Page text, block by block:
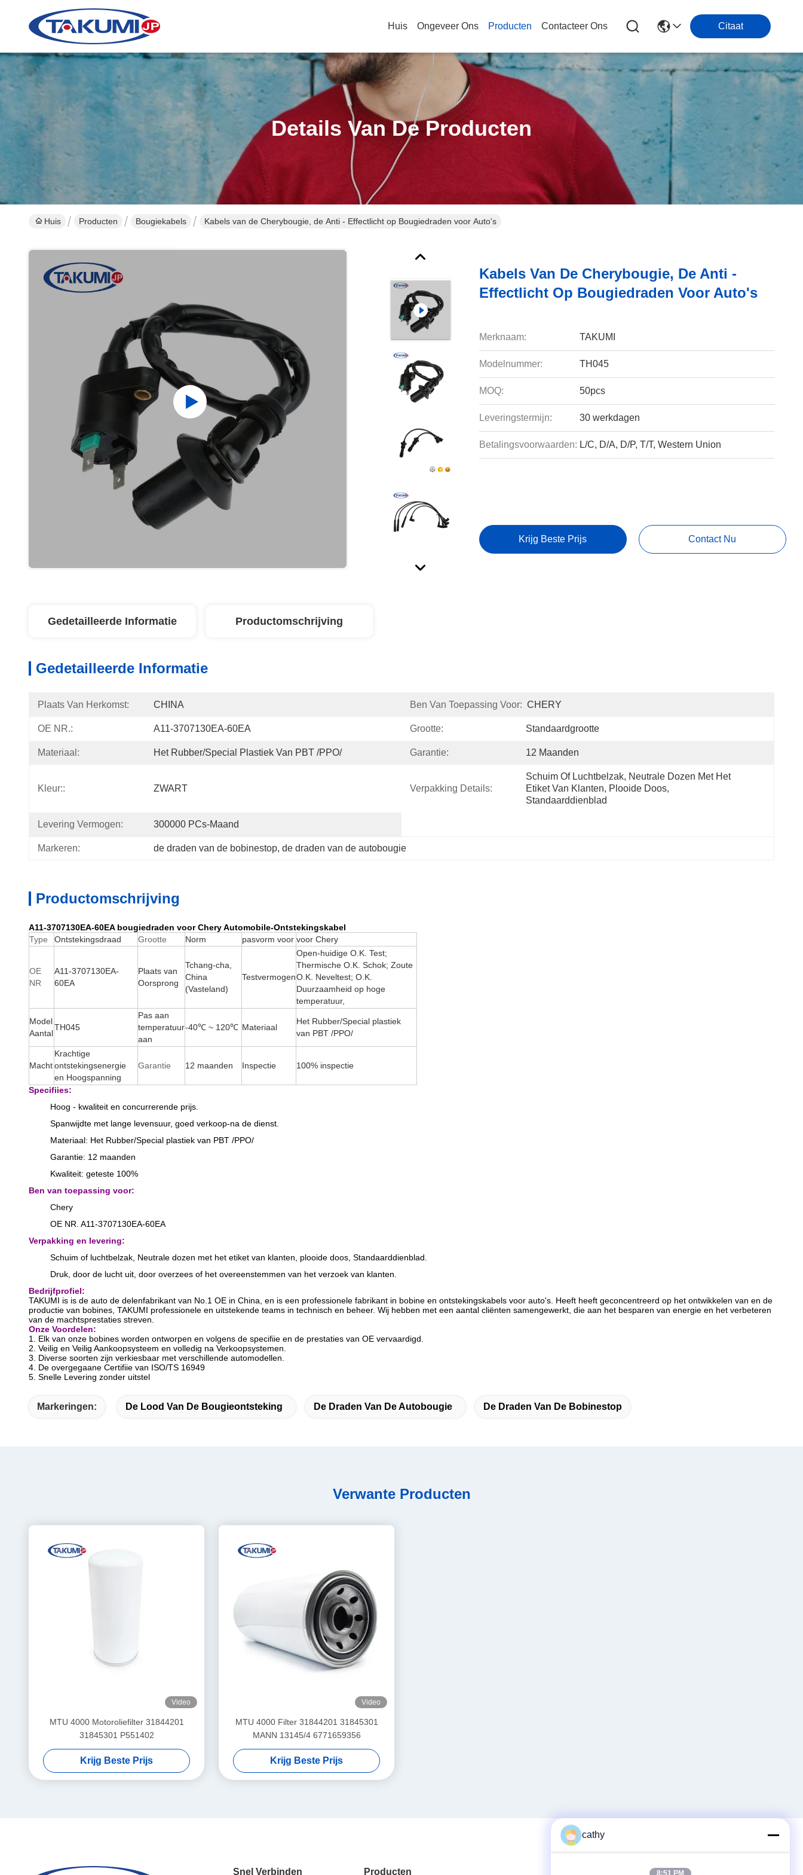
Huis Ongeveer Ons Producten Contacteer Ons Citaat
Details Van De Producten
Huis Producten Bougiekabels Kabels van de Cherybougie, de Anti - Effectlicht op Bougiedraden voor Auto's
Kabels Van De Cherybougie, De Anti -
Effectlicht Op Bougiedraden Voor Auto's
Merknaam: TAKUMI
Modelnummer: TH045
MOQ: 50pcs
Leveringstermijn: 30 werkdagen
Betalingsvoorwaarden: L/C, D/A, D/P, T/T, Western Union
Krijg Beste Prijs Contact Nu
Gedetailleerde Informatie Productomschrijving
Gedetailleerde Informatie
Plaats Van Herkomst: CHINA Ben Van Toepassing Voor: CHERY
OE NR.: A11-3707130EA-60EA Grootte: Standaardgrootte
Materiaal: Het Rubber/Special Plastiek Van PBT /PPO/ Garantie: 12 Maanden
Kleur:: ZWART Verpakking Details:
Schuim Of Luchtbelzak, Neutrale Dozen Met Het
Etiket Van Klanten, Plooide Doos,
Standaarddienblad
Levering Vermogen: 300000 PCs-Maand
Markeren: de draden van de bobinestop, de draden van de autobougie
Productomschrijving
A11-3707130EA-60EA bougiedraden voor Chery Automobile-Ontstekingskabel
Type
Ontstekingsdraad Grootte Norm pasvorm voor voor Chery
OE
NR
A11-3707130EA-
60EA
Plaats van
Oorsprong
Tchang-cha,
China
(Vasteland)
Testvermogen
Open-huidige O.K. Test;
Thermische O.K. Schok; Zoute
O.K. Neveltest; O.K.
Duurzaamheid op hoge
temperatuur,
Model
Aantal
TH045
Pas aan
temperatuur
aan
-40℃ ~ 120℃ Materiaal
Het Rubber/Special plastiek
van PBT /PPO/
Macht
Krachtige
ontstekingsenergie
en Hoogspanning
Garantie 12 maanden Inspectie 100% inspectie
Specifiies:
Hoog - kwaliteit en concurrerende prijs.
Spanwijdte met lange levensuur, goed verkoop-na de dienst.
Materiaal: Het Rubber/Special plastiek van PBT /PPO/
Garantie: 12 maanden
Kwaliteit: geteste 100%
Ben van toepassing voor:
Chery
OE NR. A11-3707130EA-60EA
Verpakking en levering:
Schuim of luchtbelzak, Neutrale dozen met het etiket van klanten, plooide doos, Standaarddienblad
Druk, door de lucht uit, door overzees of het overeenstemmen van het verzoek van klanten.
Bedrijfprofiel:
TAKUMI is is de auto de delenfabrikant van No.1 OE in China, en is een professionele fabrikant in bobine en ontstekingskabels voor auto's. Heeft heeft geconcentreerd op het ontwikkelen van en de
productie van bobines, TAKUMI professionele en uitstekende teams in technisch en beheer. Wij hebben met een aantal cliënten samengewerkt, die aan het besparen van energie en het verbeteren
van de machtsprestaties streven.
Onze Voordelen:
1. Elk van onze bobines worden ontworpen en volgens de specifiie en de prestaties van OE vervaardigd.
2. Veilig en Veilig Aankoopsysteem en volledig na Verkoopsystemen.
3. Diverse soorten zijn verkiesbaar met verschillende automodellen.
4. De overgegaane Certifiie van ISO/TS 16949
5. Snelle Levering zonder uitstel
Markeringen: De Lood Van De Bougieontsteking De Draden Van De Autobougie De Draden Van De Bobinestop
Verwante Producten
Video
MTU 4000 Motoroliefilter 31844201
31845301 P551402
Krijg Beste Prijs
Video
MTU 4000 Filter 31844201 31845301
MANN 13145/4 6771659356
Krijg Beste Prijs
Snel Verbinden Producten
cathy
8:51 PM